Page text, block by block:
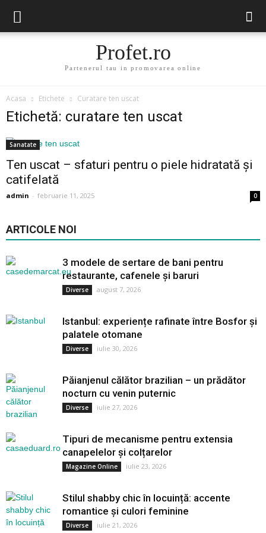
Profet.ro
Partenerul tau in promovarea online
Acasa Etichete Curatare ten uscat
Etichetă: curatare ten uscat
Sanatate
Ten uscat – sfaturi pentru o piele hidratată și
catifelată
admin - februarie 11, 2025 0
ARTICOLE NOI
3 modele de sertare de bani pentru
restaurante, cafenele și baruri
Diverse august 7, 2026
Istanbul: experiențe rafinate între Bosfor și
palatele otomane
Diverse iulie 30, 2026
Păianjenul călător brazilian – un prădător
nocturn cu venin puternic
Diverse iulie 27, 2026
Tipuri de mecanisme pentru extensia
canapelelor și colțarelor
Magazine Online iulie 23, 2026
Stilul shabby chic în locuință: accente
romantice și culori feminine
Diverse iulie 21, 2026